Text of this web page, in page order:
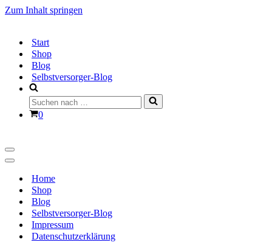
Zum Inhalt springen
Start
Shop
Blog
Selbstversorger-Blog
Suchen
nach …
Warenkorb
0
Navigationsmenü
Navigationsmenü
Home
Shop
Blog
Selbstversorger-Blog
Impressum
Datenschutzerklärung